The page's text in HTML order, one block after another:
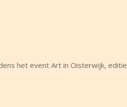
het event Art in Oisterwijk, editie